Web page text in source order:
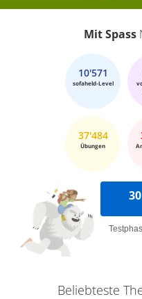
Mit Spass
10'571
sofaheld-Level
37'484
Übungen
Beliebteste